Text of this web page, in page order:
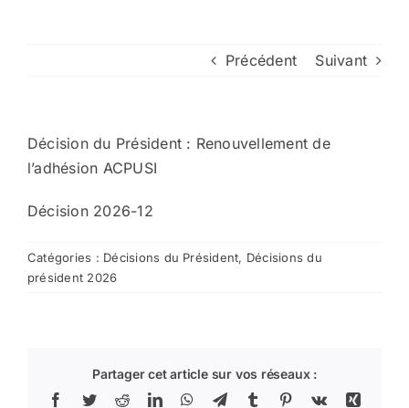
Nous contacter
Aller au site de la CCVG
Précédent Suivant
Décision du Président : Renouvellement de
l’adhésion ACPUSI
Décision 2026-12
Catégories : Décisions du Président, Décisions du
président 2026
Partager cet article sur vos réseaux :
Facebook
TwitterRedditLinkedInWhatsApp
TelegramTumblr Pinterest
Vk
Xing